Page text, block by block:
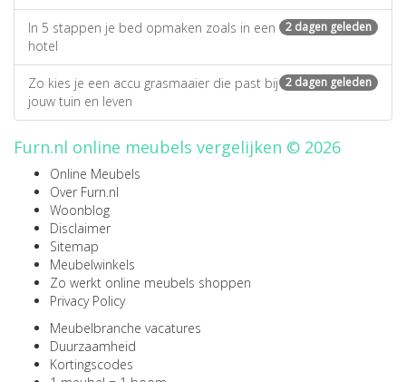
2 dagen geleden
In 5 stappen je bed opmaken zoals in een
hotel
2 dagen geleden
Zo kies je een accu grasmaaier die past bij
jouw tuin en leven
Furn.nl online meubels vergelijken © 2026
Online Meubels
Over Furn.nl
Woonblog
Disclaimer
Sitemap
Meubelwinkels
Zo werkt online meubels shoppen
Privacy Policy
Meubelbranche vacatures
Duurzaamheid
Kortingscodes